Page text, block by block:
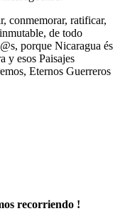
conmemorar, ratificar,
de todo
porque Nicaragua és
y esos Paisajes
Eternos Guerreros
recorriendo !